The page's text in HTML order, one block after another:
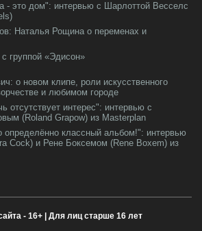
- это дом": интервью с Шарлоттой Весселс
Наталья Рощина о переменах и
группой «Эдисон»
о новом клипе, роли искусственного
и любимом городе
отсутствует интерес": интервью с
(Roland Grapow) из Masterplan
определённо классный альбом!": интервью
Cock) и Рене Боксемом (Rene Boxem) из
- 16+ | Для лиц старше 16 лет